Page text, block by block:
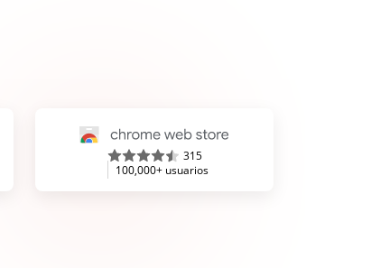
315
100,000+ usuarios